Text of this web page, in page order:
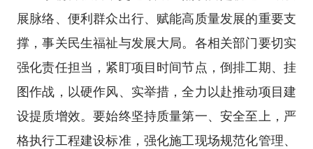
展脉络、便利群众出行、赋能高质量发展的重要支
撑，事关民生福祉与发展大局。各相关部门要切实
强化责任担当，紧盯项目时间节点，倒排工期、挂
图作战，以硬作风、实举措，全力以赴推动项目建
设提质增效。要始终坚持质量第一、安全至上，严
格执行工程建设标准，强化施工现场规范化管理、